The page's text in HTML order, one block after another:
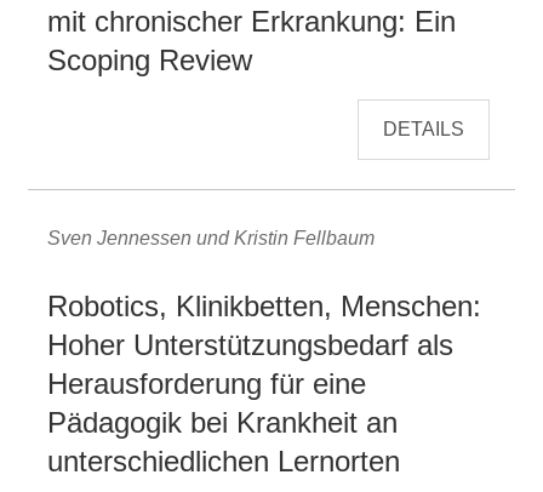
mit chronischer Erkrankung: Ein
Scoping Review
DETAILS
Sven Jennessen und Kristin Fellbaum
Robotics, Klinikbetten, Menschen:
Hoher Unterstützungsbedarf als
Herausforderung für eine
Pädagogik bei Krankheit an
unterschiedlichen Lernorten